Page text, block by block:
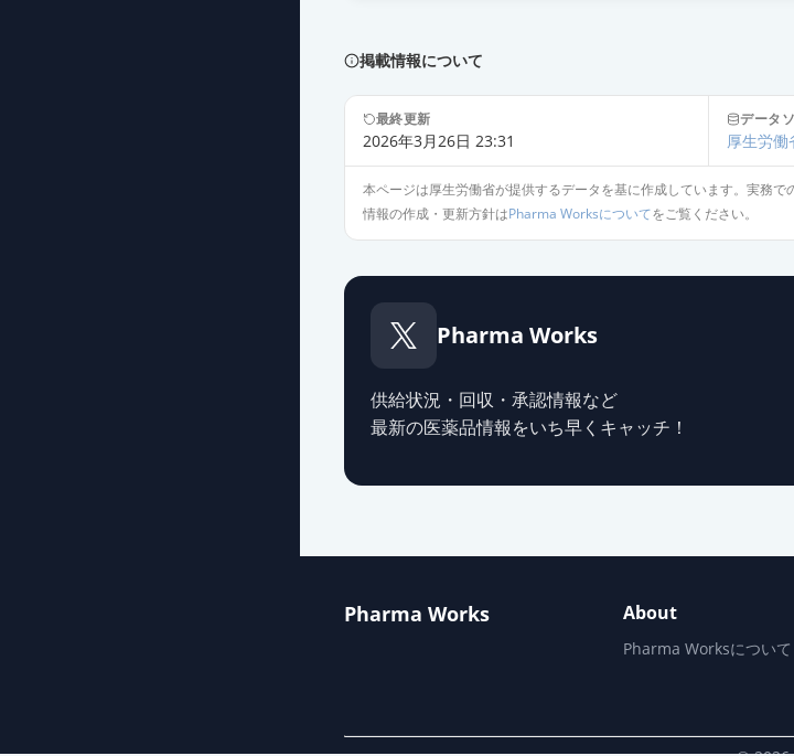
掲載情報について
最終更新
2026年3月26日 23:31
データ
厚生労働
本ページは厚生労働省が提供するデータを基に作成しています。実務
情報の作成・更新方針はPharma Worksについてをご覧ください。
Pharma Works
供給状況・回収・承認情報など
最新の医薬品情報をいち早くキャッチ！
Pharma Works About
Pharma Worksについて